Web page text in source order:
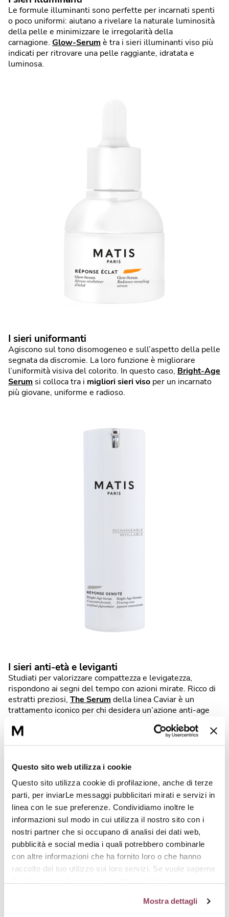
Questo sito web utilizza i cookie
Questo sito utilizza cookie di profilazione, anche di terze
parti, per inviarLe messaggi pubblicitari mirati e servizi in
linea con le sue preferenze. Condividiamo inoltre le
informazioni sul modo in cui utilizza il nostro sito con i
nostri partner che si occupano di analisi dei dati web,
pubblicità e social media i quali potrebbero combinarle
con altre informazioni che ha fornito loro o che hanno
raccolto dal tuo utilizzo sui loro servizi. Se vuole saperne
cliccando sul tasto “Accetta tutti i cookie”. Se non vuole i
Mostra dettagli
Le formule illuminanti sono perfette per incarnati spenti
o poco uniformi: aiutano a rivelare la naturale luminosità
della pelle e minimizzare le irregolarità della
carnagione. Glow-Serum è tra i sieri illuminanti viso più
indicati per ritrovare una pelle raggiante, idratata e
luminosa.
I sieri uniformanti
Agiscono sul tono disomogeneo e sull’aspetto della pelle
segnata da discromie. La loro funzione è migliorare
l’uniformità visiva del colorito. In questo caso, Bright-Age
Serum si colloca tra i migliori sieri viso per un incarnato
più giovane, uniforme e radioso.
I sieri anti-età e leviganti
Studiati per valorizzare compattezza e levigatezza,
rispondono ai segni del tempo con azioni mirate. Ricco di
estratti preziosi, The Serum della linea Caviar è un
trattamento iconico per chi desidera un’azione anti-age
alla formula esclusiva a base di caviale francese. Per un
effetto più focalizzato sutono, densità e definizione
booster di tonicità che aiuta a ridefinire i contorni del viso
e a migliorare la percezione di sostegno e armonia
cutanea.